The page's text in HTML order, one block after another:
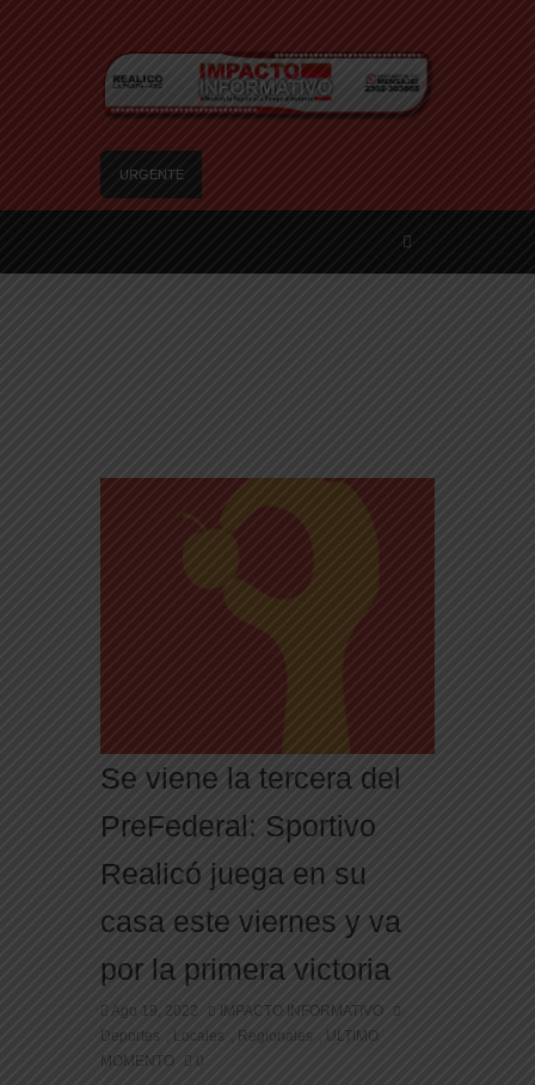
URGENTE
historia de amor: «Hoy, por fin, podemos dejar de
escondernos»
Se viene la tercera del
PreFederal: Sportivo
Realicó juega en su
casa este viernes y va
por la primera victoria
Ago 19, 2022
IMPACTO INFORMATIVO
Deportes
Locales Regionales
ULTIMO
MOMENTO
0